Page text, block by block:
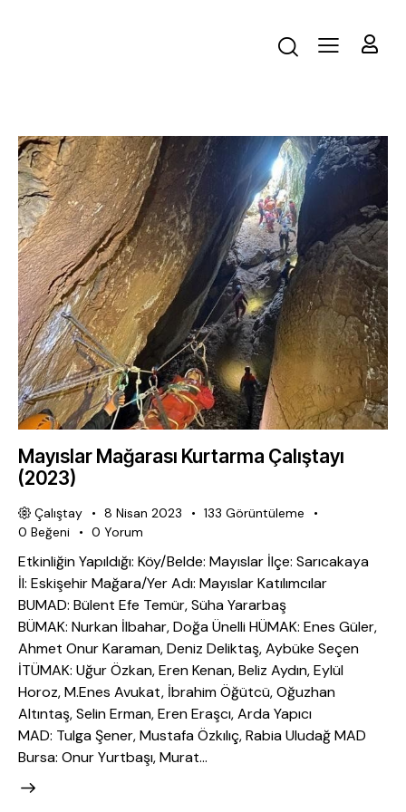
Mayıslar Mağarası Kurtarma Çalıştayı
(2023)
Çalıştay 8 Nisan 2023 133 Görüntüleme
0 Beğeni 0 Yorum
Etkinliğin Yapıldığı: Köy/Belde: Mayıslar İlçe: Sarıcakaya
İl: Eskişehir Mağara/Yer Adı: Mayıslar Katılımcılar
BUMAD: Bülent Efe Temür, Süha Yararbaş
BÜMAK: Nurkan İlbahar, Doğa Ünelli HÜMAK: Enes Güler,
Ahmet Onur Karaman, Deniz Deliktaş, Aybüke Seçen
İTÜMAK: Uğur Özkan, Eren Kenan, Beliz Aydın, Eylül
Horoz, M.Enes Avukat, İbrahim Öğütcü, Oğuzhan
Altıntaş, Selin Erman, Eren Eraşcı, Arda Yapıcı
MAD: Tulga Şener, Mustafa Özkılıç, Rabia Uludağ MAD
Bursa: Onur Yurtbaşı, Murat…